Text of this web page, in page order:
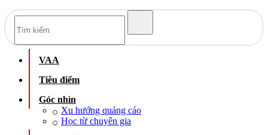
VAA
Tiêu điểm
Góc nhìn
Xu hướng quảng cáo
Học từ chuyên gia